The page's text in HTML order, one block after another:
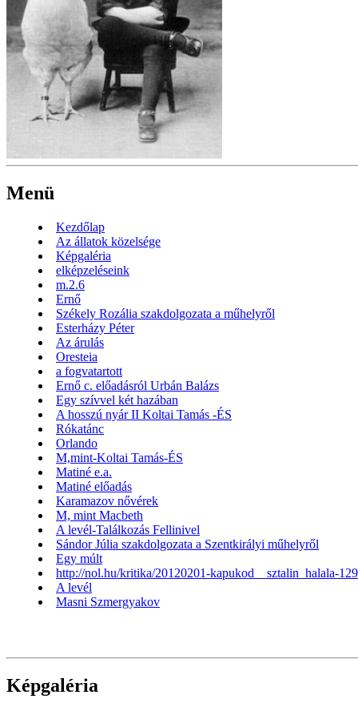
Menü
Kezdőlap
Az állatok közelsége
Képgaléria
elképzeléseink
m.2.6
Ernő
Székely Rozália szakdolgozata a műhelyről
Esterházy Péter
Az árulás
Oresteia
a fogvatartott
Ernő c. előadásról Urbán Balázs
Egy szívvel két hazában
A hosszú nyár II Koltai Tamás -ÉS
Rókatánc
Orlando
M,mint-Koltai Tamás-ÉS
Matiné e.a.
Matiné előadás
Karamazov nővérek
M, mint Macbeth
A levél-Találkozás Fellinivel
Sándor Júlia szakdolgozata a Szentkirályi műhelyről
Egy múlt
http://nol.hu/kritika/20120201-kapukod__sztalin_halala-
A levél
Masni Szmergyakov
Képgaléria